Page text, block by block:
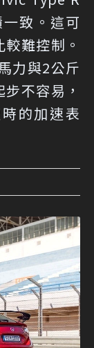
致。這可
難控制。
力與2公斤
不容易，
的加速表